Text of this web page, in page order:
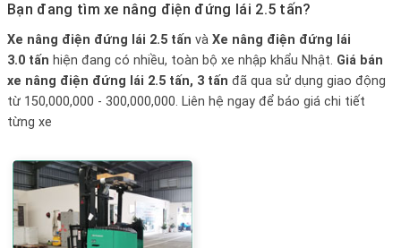
Bạn đang tìm xe nâng điện đứng lái 2.5 tấn?
Xe nâng điện đứng lái 2.5 tấn và Xe nâng điện đứng lái
3.0 tấn hiện đang có nhiều, toàn bộ xe nhập khẩu Nhật. Giá bán
xe nâng điện đứng lái 2.5 tấn, 3 tấn đã qua sử dụng giao động
từ 150,000,000 - 300,000,000. Liên hệ ngay để báo giá chi tiết
từng xe